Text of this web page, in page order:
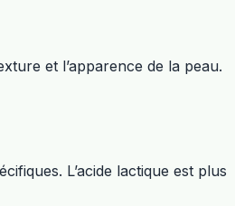
et l’apparence de la peau.
L’acide lactique est plus